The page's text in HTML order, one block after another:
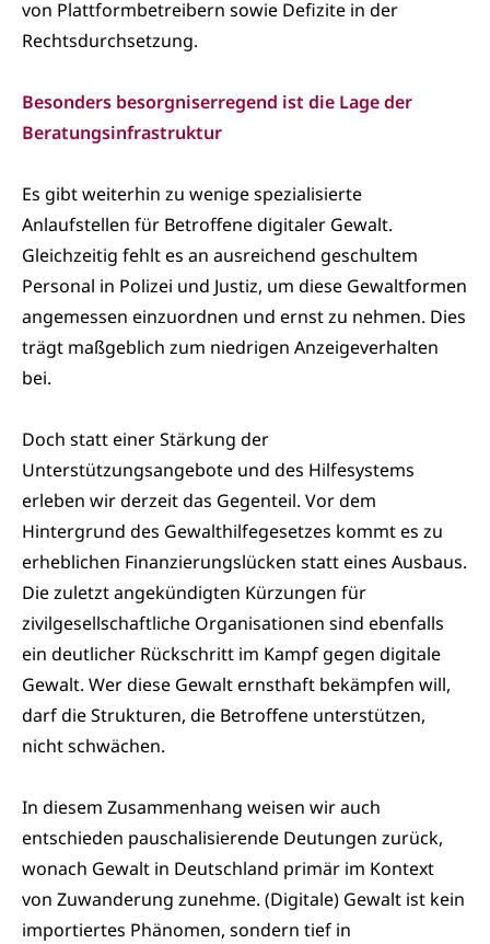
von Plattformbetreibern sowie Defizite in der
Rechtsdurchsetzung.
Besonders besorgniserregend ist die Lage der
Beratungsinfrastruktur
Es gibt weiterhin zu wenige spezialisierte
Anlaufstellen für Betroffene digitaler Gewalt.
Gleichzeitig fehlt es an ausreichend geschultem
Personal in Polizei und Justiz, um diese Gewaltformen
angemessen einzuordnen und ernst zu nehmen. Dies
trägt maßgeblich zum niedrigen Anzeigeverhalten
bei.
Doch statt einer Stärkung der
Unterstützungsangebote und des Hilfesystems
erleben wir derzeit das Gegenteil. Vor dem
Hintergrund des Gewalthilfegesetzes kommt es zu
erheblichen Finanzierungslücken statt eines Ausbaus.
Die zuletzt angekündigten Kürzungen für
zivilgesellschaftliche Organisationen sind ebenfalls
ein deutlicher Rückschritt im Kampf gegen digitale
Gewalt. Wer diese Gewalt ernsthaft bekämpfen will,
darf die Strukturen, die Betroffene unterstützen,
nicht schwächen.
In diesem Zusammenhang weisen wir auch
entschieden pauschalisierende Deutungen zurück,
wonach Gewalt in Deutschland primär im Kontext
von Zuwanderung zunehme. (Digitale) Gewalt ist kein
importiertes Phänomen, sondern tief in